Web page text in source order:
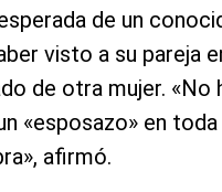
de un
visto a su pareja
de otra mujer. «No
«esposazo» en
afirmó.